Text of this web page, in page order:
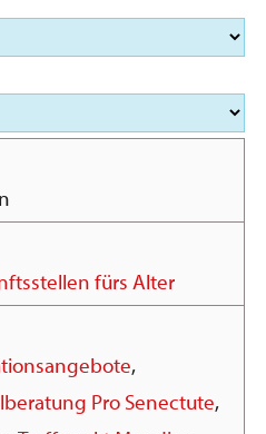
fürs Alter
,
Pro Senectute,